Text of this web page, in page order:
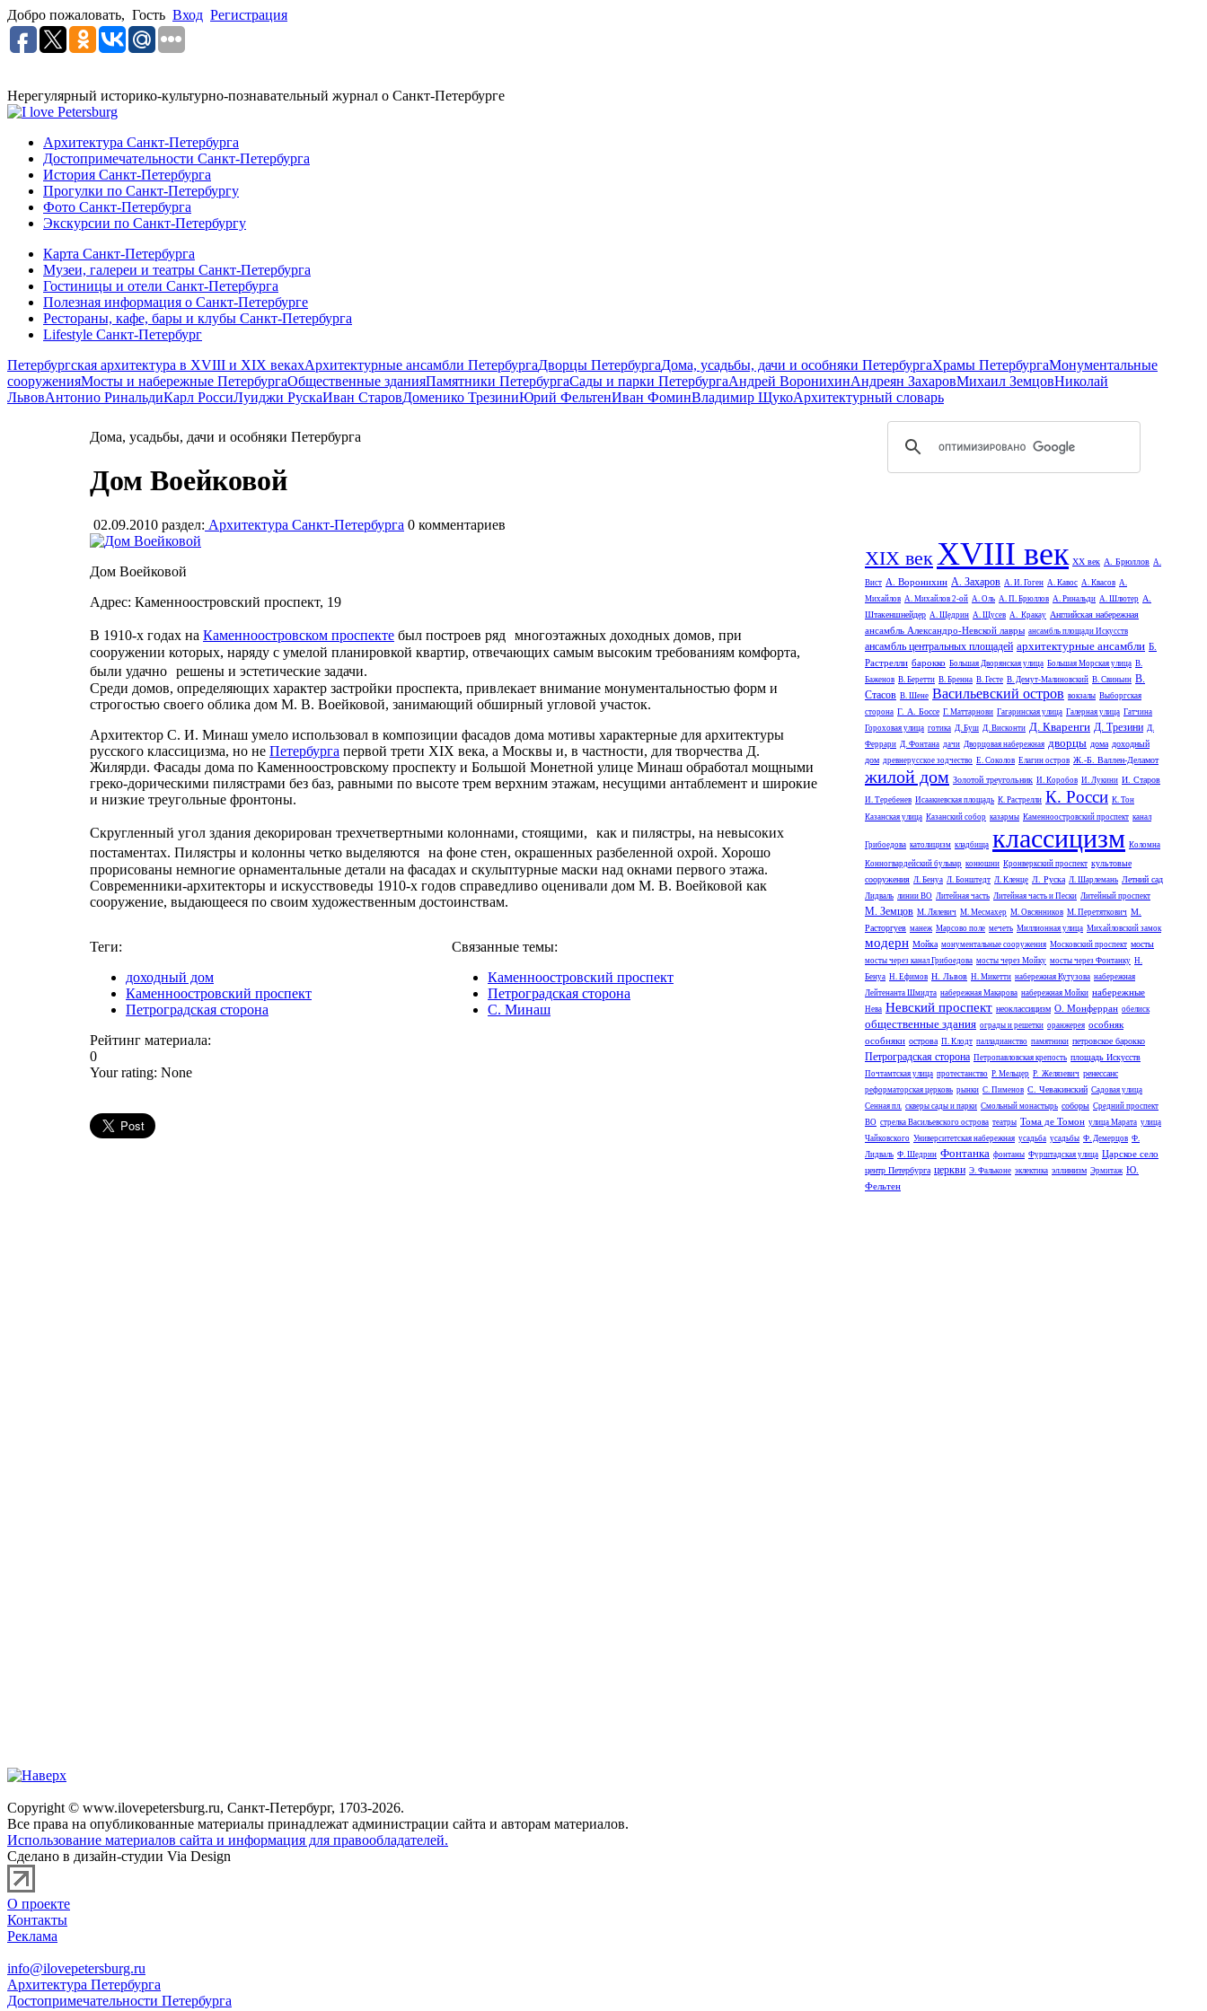
Добро пожаловать, Гость Вход Регистрация
Нерегулярный историко-культурно-познавательный журнал о Санкт-Петербурге
Архитектура Санкт-Петербурга
Достопримечательности Санкт-Петербурга
История Санкт-Петербурга
Прогулки по Санкт-Петербургу
Фото Санкт-Петербурга
Экскурсии по Санкт-Петербургу
Карта Санкт-Петербурга
Музеи, галереи и театры Санкт-Петербурга
Гостиницы и отели Санкт-Петербурга
Полезная информация о Санкт-Петербурге
Рестораны, кафе, бары и клубы Санкт-Петербурга
Lifestyle Санкт-Петербург
Петербургская архитектура в XVIII и XIX векахАрхитектурные ансамбли ПетербургаДворцы ПетербургаДома, усадьбы, дачи и особняки ПетербургаХрамы ПетербургаМонументальные
сооруженияМосты и набережные ПетербургаОбщественные зданияПамятники ПетербургаСады и парки ПетербургаАндрей ВоронихинАндреян ЗахаровМихаил ЗемцовНиколай
ЛьвовАнтонио РинальдиКарл РоссиЛуиджи РускаИван СтаровДоменико ТрезиниЮрий ФельтенИван ФоминВладимир ЩукоАрхитектурный словарь
Дома, усадьбы, дачи и особняки Петербурга
Дом Воейковой
02.09.2010 раздел: Архитектура Санкт-Петербурга 0 комментариев
Дом Воейковой
Адрес: Каменноостровский проспект, 19
В 1910-х годах на Каменноостровском проспекте был построев ряд многоэтажных доходных домов, при
сооружении которых, наряду с умелой планировкой квартир, отвечающих самым высоким требованиям комфорта,
были удачно решены и эстетические задачи.
Среди домов, определяющих характер застройки проспекта, привлекает внимание монументальностью форм и
строгостью своего облика дом М. В. Воейковой, занимающий обширный угловой участок.
Архитектор С. И. Минаш умело использовал в композиции фасадов дома мотивы характерные для архитектуры
русского классицизма, но не Петербурга первой трети XIX века, а Москвы и, в частности, для творчества Д.
Жилярди. Фасады дома по Каменноостровскому проспекту и Большой Монетной улице Минаш обработал мощными
греко-дорическими пилястрами без баз, равными по высоте трем верхним этажам, несущими антаблемент и широкие
и низкие треугольные фронтоны.
Скругленный угол здания декорирован трехчетвертными колоннами, стоящими, как и пилястры, на невысоких
постаментах. Пилястры и колонны четко выделяются на фоне стен, окрашенных разбеленной охрой. Хорошо
прорисованы немногие орнаментальные детали на фасадах и скульптурные маски над окнами первого этажа.
Современники-архитекторы и искусствоведы 1910-х годов справедливо оценивали дом М. В. Воейковой как
сооружение, выдающееся по своим художественным достоинствам.
Теги:
доходный дом
Каменноостровский проспект
Петроградская сторона
Связанные темы:
Каменноостровский проспект
Петроградская сторона
С. Минаш
Рейтинг материала:
0
Your rating: None
XIX векXVIII век XX век А. Брюллов А.
Вист А. Воронихин А. Захаров А. И. Гоген А. Кавос А. Квасов А.
Михайлов А. Михайлов 2-ой А. Оль А. П. Брюллов А. Ринальди А. Шлютер А.
Штакеншнейдер А. Щедрин А. Щусев А. Кракау Английская набережная
ансамбль Александро-Невской лавры ансамбль площади Искусств
ансамбль центральных площадей архитектурные ансамбли Б.
Растрелли барокко Большая Дворянская улица Большая Морская улица В.
Баженов В. Беретти В. Бренна В. Гесте В. Демут-Малиновский В. Свиньин В.
Стасов В. Шене Васильевский остров вокзалы Выборгская
сторона Г. А. Боссе Г. Маттарнови Гагаринская улица Галерная улица Гатчина
Гороховая улица готика Д. Буш Д. Висконти Д. Кваренги Д. Трезини Д.
Феррари Д. Фонтана дачи Дворцовая набережная дворцы дома доходный
дом древнерусское зодчество Е. Соколов Елагин остров Ж.-Б. Валлен-Деламот
жилой дом Золотой треугольник И. Коробов И. Лукини И. Старов
И. Теребенев Исаакиевская площадь К. Растрелли К. Росси К. Тон
Казанская улица Казанский собор казармы Каменноостровский проспект канал
Грибоедова католицизм кладбища классицизм Коломна
Конногвардейский бульвар конюшни Кронверкский проспект культовые
сооружения Л. Бенуа Л. Бонштедт Л. Кленце Л. Руска Л. Шарлемань Летний сад
Лидваль линии ВО Литейная часть Литейная часть и Пески Литейный проспект
М. Земцов М. Лялевич М. Месмахер М. Овсянников М. Перетяткович М.
Расторгуев манеж Марсово поле мечеть Миллионная улица Михайловский замок
модерн Мойка монументальные сооружения Московский проспект мосты
мосты через канал Грибоедова мосты через Мойку мосты через Фонтанку Н.
Бенуа Н. Ефимов Н. Львов Н. Микетти набережная Кутузова набережная
Лейтенанта Шмидта набережная Макарова набережная Мойки набережные
Нева Невский проспект неоклассицизм О. Монферран обелиск
общественные здания ограды и решетки оранжерея особняк
особняки острова П. Клодт палладианство памятники петровское барокко
Петроградская сторона Петропавловская крепость площадь Искусств
Почтамтская улица протестанство Р. Мельцер Р. Желязевич ренессанс
реформаторская церковь рынки С. Пименов С. Чевакинский Садовая улица
Сенная пл. скверы сады и парки Смольный монастырь соборы Средний проспект
ВО стрелка Васильевского острова театры Тома де Томон улица Марата улица
Чайковского Университетская набережная усадьба усадьбы Ф. Демерцов Ф.
Лидваль Ф. Шедрин Фонтанка фонтаны Фурштадская улица Царское село
центр Петербурга церкви Э. Фальконе эклектика эллинизм Эрмитаж Ю.
Фельтен
Copyright © www.ilovepetersburg.ru, Санкт-Петербург, 1703-2026.
Все права на опубликованные материалы принадлежат администрации сайта и авторам материалов.
Использование материалов сайта и информация для правообладателей.
Сделано в дизайн-студии Via Design
О проекте
Контакты
Реклама
info@ilovepetersburg.ru
Архитектура Петербурга
Достопримечательности Петербурга